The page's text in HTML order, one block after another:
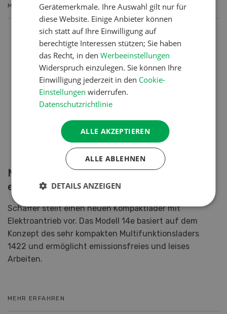
MEHR ERFAHREN
Neuer Schäffer 14e : Kompakt, leise und
emissionsfrei
Schäffer stellt einen neuen Kompaktlader mit
Elektroantrieb vor. Das Modell 14e basiert auf dem
Konzept des sehr kompakten Multifunktionsladers
1422 und ermöglicht emissionsfreies und leises
Arbeiten.
MEHR ERFAHREN
Gerätemerkmale. Ihre Auswahl gilt nur für
diese Website. Einige Anbieter können
sich statt auf Ihre Einwilligung auf
berechtigte Interessen stützen; Sie haben
das Recht, in denWerbeeinstellungen
Widerspruch einzulegen. Sie können Ihre
Einwilligung jederzeit in den Cookie-
Einstellungen widerrufen.
Datenschutzrichtlinie
ALLE AKZEPTIEREN
ALLE ABLEHNEN
DETAILS ANZEIGEN